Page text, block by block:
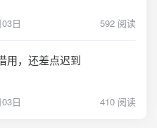
日 592 阅读
用，还差点迟到
日 410 阅读